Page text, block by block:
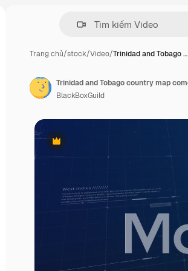
Trang chủ/stock/Video/Trinidad and Tobago …
Phần thưởng
BlackBoxGuild